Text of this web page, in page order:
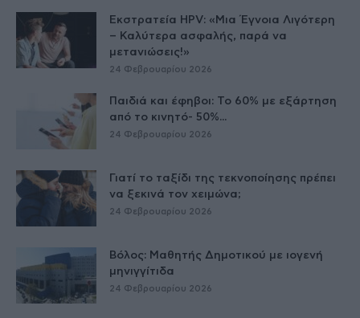
Εκστρατεία HPV: «Μια Έγνοια Λιγότερη
– Καλύτερα ασφαλής, παρά να
μετανιώσεις!»
24 Φεβρουαρίου 2026
Παιδιά και έφηβοι: Το 60% με εξάρτηση
από το κινητό- 50%...
24 Φεβρουαρίου 2026
Γιατί το ταξίδι της τεκνοποίησης πρέπει
να ξεκινά τον χειμώνα;
24 Φεβρουαρίου 2026
Βόλος: Μαθητής Δημοτικού με ιογενή
μηνιγγίτιδα
24 Φεβρουαρίου 2026